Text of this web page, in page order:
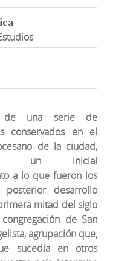
de una serie de
conservados en el
de la ciudad,
un inicial
a lo que fueron los
posterior desarrollo
mitad del siglo
de San
agrupación que,
sucedía en otros